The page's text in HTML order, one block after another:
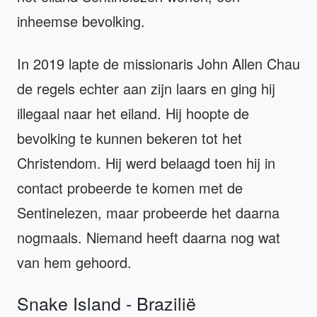
inheemse bevolking.
In 2019 lapte de missionaris John Allen Chau
de regels echter aan zijn laars en ging hij
illegaal naar het eiland. Hij hoopte de
bevolking te kunnen bekeren tot het
Christendom. Hij werd belaagd toen hij in
contact probeerde te komen met de
Sentinelezen, maar probeerde het daarna
nogmaals. Niemand heeft daarna nog wat
van hem gehoord.
Snake Island - Brazilië